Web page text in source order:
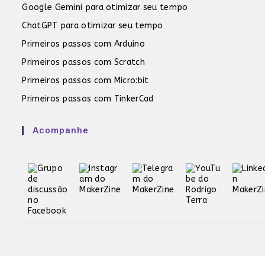
Google Gemini para otimizar seu tempo
ChatGPT para otimizar seu tempo
Primeiros passos com Arduino
Primeiros passos com Scratch
Primeiros passos com Micro:bit
Primeiros passos com TinkerCad
Acompanhe